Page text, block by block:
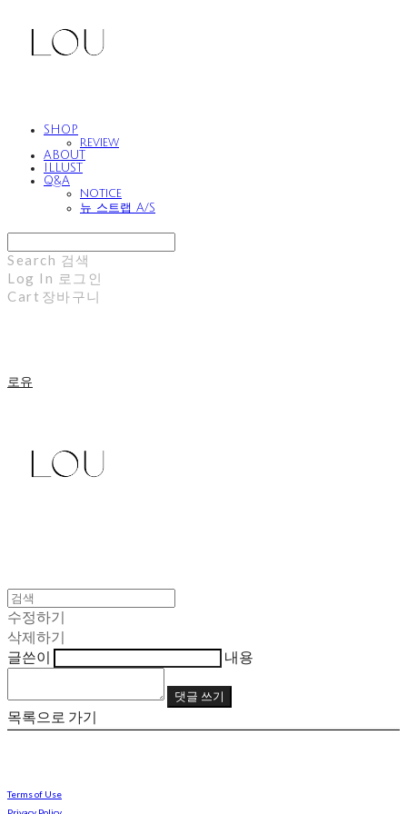
SHOP
review
ABOUT
ILLUST
Q&A
notice
뉴 스트랩 A/S
Search 검색
Log In 로그인
Cart 장바구니
로유
수정하기
삭제하기
글쓴이
내용
댓글 쓰기
목록으로 가기
Terms of Use